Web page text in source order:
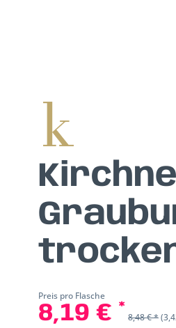
Preis pro Flasche
8,19 € * 8,48 € *